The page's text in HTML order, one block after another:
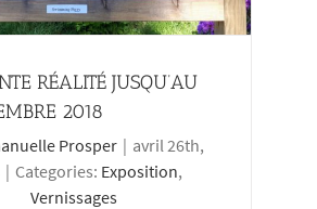
RÉALITÉ JUSQU’AU
2018
Prosper | avril 26th,
| Categories: Exposition,
Vernissages